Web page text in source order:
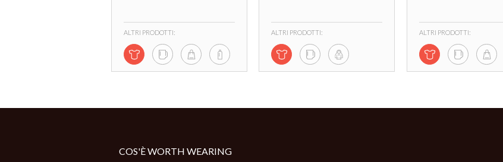
ALTRI PRODOTTI: ALTRI PRODOTTI: ALTRI PRODOTTI:
COS'È WORTH WEARING